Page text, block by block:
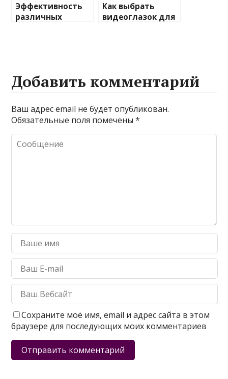
Эффективность
различных
Как выбрать
видеоглазок для
Добавить комментарий
Ваш адрес email не будет опубликован.
Обязательные поля помечены*
Сохраните моё имя, email и адрес сайта в этом
браузере для последующих моих комментариев